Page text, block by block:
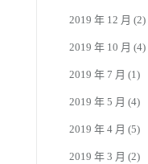
2019 年 12 月 (2)
2019 年 10 月 (4)
2019 年 7 月 (1)
2019 年 5 月 (4)
2019 年 4 月 (5)
2019 年 3 月 (2)